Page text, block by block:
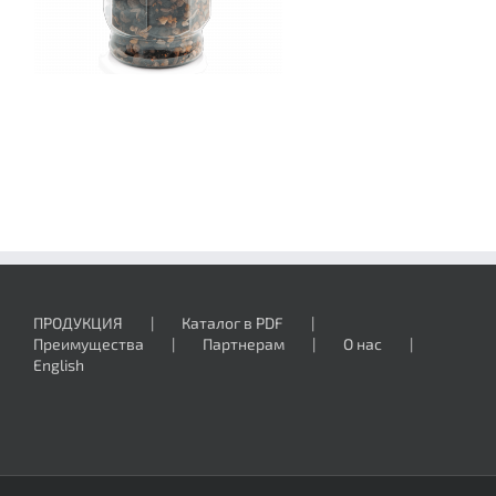
ПРОДУКЦИЯ
Каталог в PDF
Преимущества
Партнерам
О нас
English